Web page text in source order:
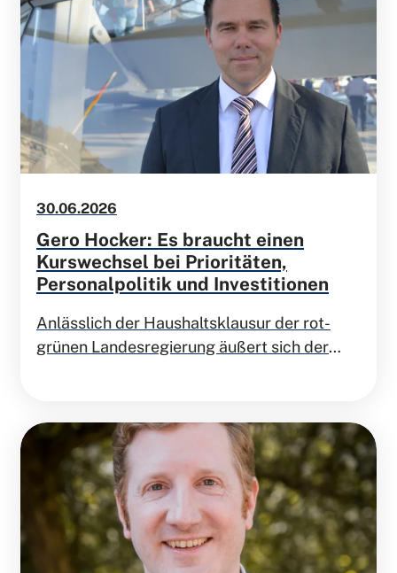
30.06.2026
Gero Hocker: Es braucht einen
Kurswechsel bei Prioritäten,
Personalpolitik und Investitionen
Anlässlich der Haushaltsklausur der rot-
grünen Landesregierung äußert sich der